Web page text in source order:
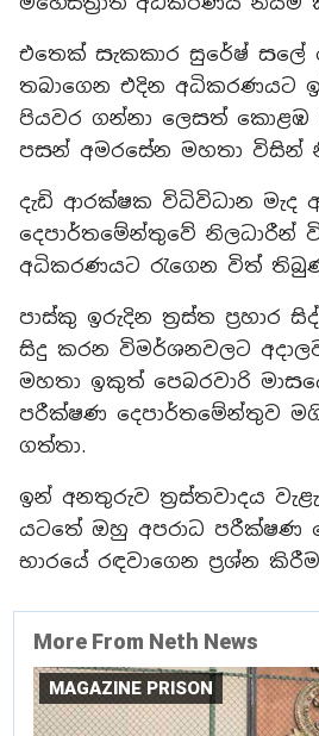
එතෙක් සැකකාර සුරේෂ් සලේ
තබාගෙන එදින අධිකරණයට
පියවර ගන්නා ලෙසත් කොළඹ
පසන් අමරසේන මහතා විසින්
දැඩි ආරක්ෂක විධිවිධාන මැද
දෙපාර්තමේන්තුවේ නිලධාරීන්
අධිකරණයට රැගෙන විත්
පාස්කු ඉරුදින ත්‍රස්ත ප්‍රහාර
සිදු කරන විමර්ශනවලට
මහතා ඉකුත් පෙබරවාරි
පරීක්ෂණ දෙපාර්තමේන්තුව
ගත්තා.
ඉන් අනතුරුව ත්‍රස්තවාදය
යටතේ ඔහු අපරාධ පරීක්ෂණ
භාරයේ රඳවාගෙන ප්‍රශ්න
More From Neth News
MAGAZINE PRISON